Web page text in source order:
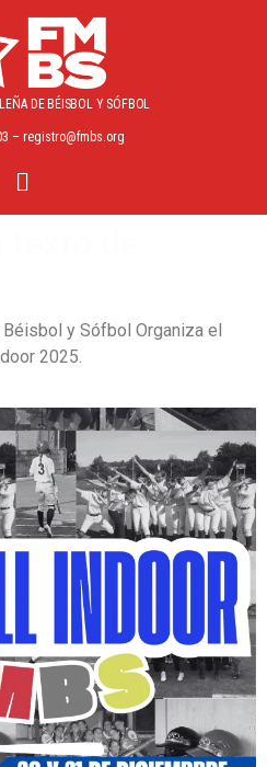
DE BÉISBOL Y SÓFBOL
– registro@fmbs.org
y Sófbol Organiza el
2025.